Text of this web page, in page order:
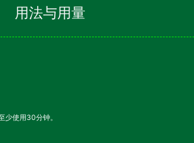
用法与用量
少使用30分钟。